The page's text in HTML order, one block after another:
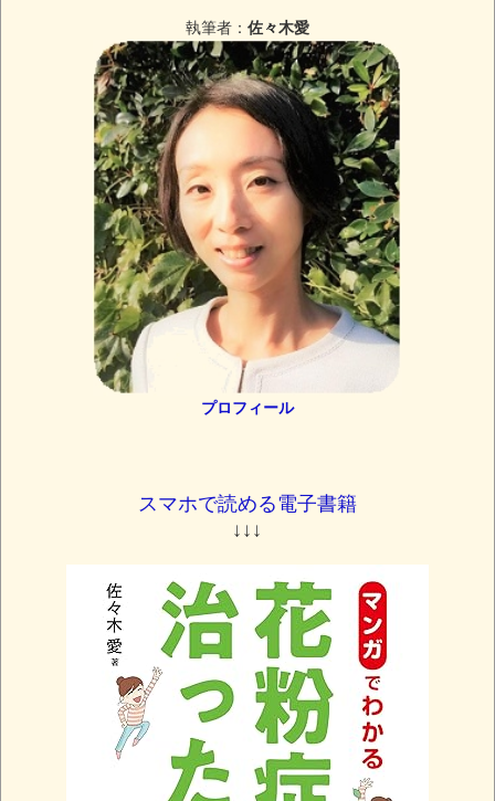
執筆者： 佐々木愛
プロフィール
スマホで読める電子書籍
↓↓↓